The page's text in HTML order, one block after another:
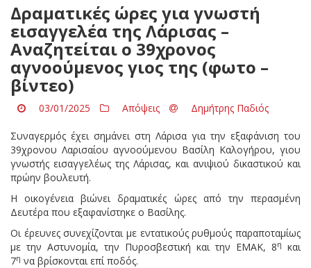
Δραματικές ώρες για γνωστή
εισαγγελέα της Λάρισας –
Αναζητείται ο 39χρονος
αγνοούμενος γιος της (φωτο –
βίντεο)
03/01/2025 Απόψεις Δημήτρης Παδιός
Συναγερμός έχει σημάνει στη Λάρισα για την εξαφάνιση του
39χρονου Λαρισαίου αγνοούμενου Βασίλη Καλογήρου, γιου
γνωστής εισαγγελέως της Λάρισας, και ανιψιού δικαστικού και
πρώην βουλευτή.
Η οικογένεια βιώνει δραματικές ώρες από την περασμένη
Δευτέρα που εξαφανίστηκε ο Βασίλης.
Οι έρευνες συνεχίζονται με εντατικούς ρυθμούς παραποταμίως
με την Αστυνομία, την Πυροσβεστική και την ΕΜΑΚ, 8η
και
7η να βρίσκονται επί ποδός.